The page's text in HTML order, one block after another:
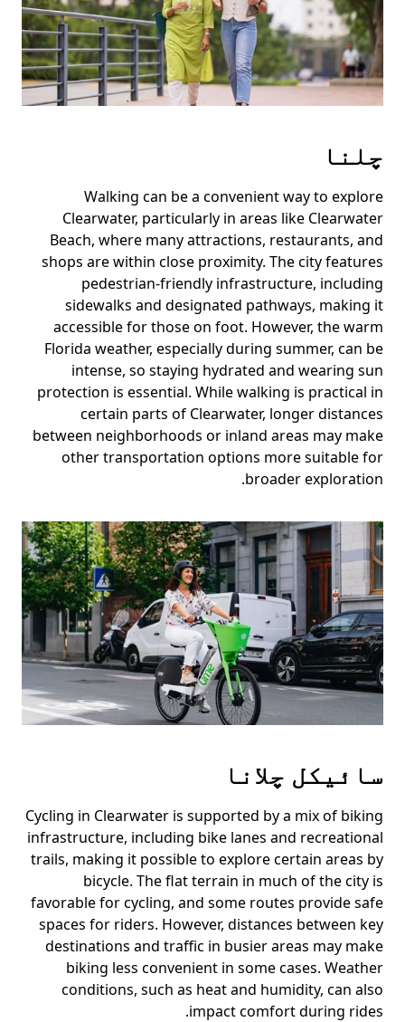
چلنا
Walking can be a convenient way to explore
Clearwater, particularly in areas like Clearwater
Beach, where many attractions, restaurants, and
shops are within close proximity. The city features
pedestrian-friendly infrastructure, including
sidewalks and designated pathways, making it
accessible for those on foot. However, the warm
Florida weather, especially during summer, can be
intense, so staying hydrated and wearing sun
protection is essential. While walking is practical in
certain parts of Clearwater, longer distances
between neighborhoods or inland areas may make
other transportation options more suitable for
broader exploration.
سائیکل چلانا
Cycling in Clearwater is supported by a mix of biking
infrastructure, including bike lanes and recreational
trails, making it possible to explore certain areas by
bicycle. The flat terrain in much of the city is
favorable for cycling, and some routes provide safe
spaces for riders. However, distances between key
destinations and traffic in busier areas may make
biking less convenient in some cases. Weather
conditions, such as heat and humidity, can also
impact comfort during rides.